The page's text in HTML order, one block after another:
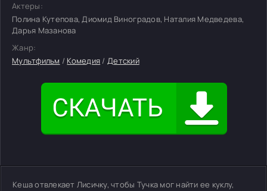
Актеры:
Полина Кутепова, Диомид Виноградов, Наталия Медведева,
Дарья Мазанова
Жанр:
Мультфильм / Комедия / Детский
Кеша отвлекает Лисичку, чтобы Тучка мог найти ее куклу,